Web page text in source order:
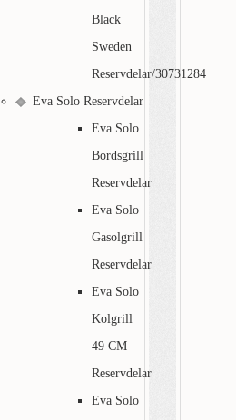
Black
Sweden
Reservdelar/30731284
Eva Solo Reservdelar
Eva Solo
Bordsgrill
Reservdelar
Eva Solo
Gasolgrill
Reservdelar
Eva Solo
Kolgrill
49 CM
Reservdelar
Eva Solo